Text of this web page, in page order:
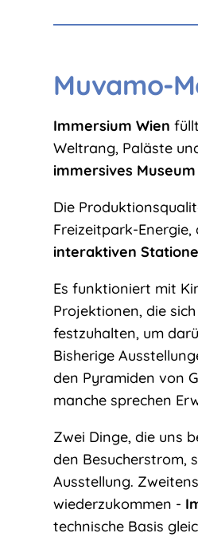
Muvamo-
Immersium Wien
Weltrang, Paläste
immersives Museum
Die
Freizeitpark-
interaktiven
Es funktioniert mit
Projektionen, die
festzuhalten, um
Bisherige
den Pyramiden von
manche sprechen
Zwei Dinge, die uns
den Besucherstrom,
Ausstellung.
wiederzukommen -
technische Basis